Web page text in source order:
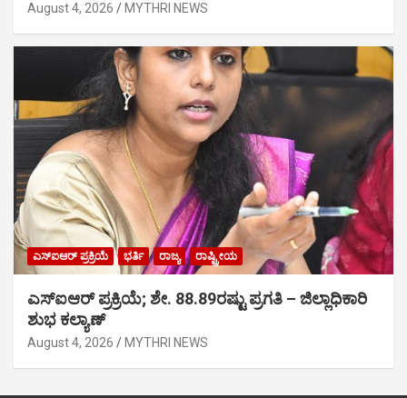
August 4, 2026 MYTHRI NEWS
ಎಸ್‍ಐಆರ್ ಪ್ರಕ್ರಿಯೆ ಭರ್ತಿ ರಾಜ್ಯ ರಾಷ್ಟ್ರೀಯ
ಎಸ್‍ಐಆರ್ ಪ್ರಕ್ರಿಯೆ; ಶೇ. 88.89ರಷ್ಟು ಪ್ರಗತಿ – ಜಿಲ್ಲಾಧಿಕಾರಿ
ಶುಭ ಕಲ್ಯಾಣ್
August 4, 2026 MYTHRI NEWS